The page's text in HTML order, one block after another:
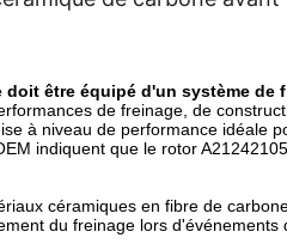
doit être équipé d'un système de
de freinage, de
à niveau de performance idéale
indiquent que le rotor
céramiques en fibre de
du freinage lors d'événements